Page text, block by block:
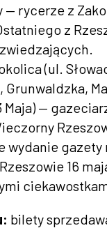
— rycerze z
z
(ul.
Grunwaldzka,
—
wydanie gazety
16
bilety